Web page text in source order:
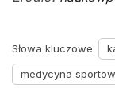
Słowa kluczowe:
medycyna